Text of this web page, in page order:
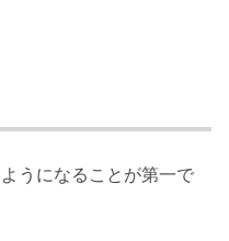
うになることが第一で